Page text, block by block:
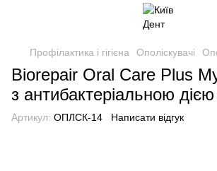
Профілактика і гігієна Ополіскувачі
Biorepair Oral Care Plus
з антибактеріальною
Артикул: ОПЛСК-14 Написати відгук